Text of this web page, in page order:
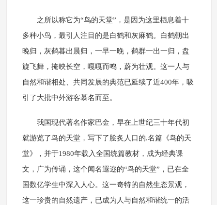
之所以称它为“鸟的天堂”，是因为这里栖息着十
多种小鸟，最引人注目的是白鹤和灰麻鹤。白鹤朝出
晚归，灰鹤暮出晨归，一早一晚，鹤群一出一归，盘
旋飞舞，掩映长空，嘎嘎而鸣，蔚为壮观。这一人与
自然和谐相处、共同发展的典范已延续了近400年，吸
引了大批中外游客慕名而至。
我国现代著名作家巴金，早在上世纪三十年代初
就游览了鸟的天堂，写下了脍炙人口的.名篇《鸟的天
堂》，并于1980年载入全国统篇教材，成为经典课
文，广为传诵，这个闻名遐迩的“鸟的天堂”，已在全
国数亿学生中深入人心。这一奇特的自然生态景观，
这一珍贵的自然遗产，已成为人与自然和谐统一的活